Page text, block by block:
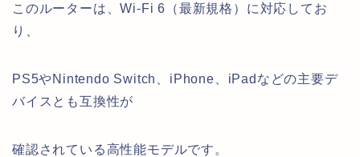
このルーターは、Wi-Fi 6（最新規格）に対応してお
り、
PS5やNintendo Switch、iPhone、iPadなどの主要デ
バイスとも互換性が
確認されている高性能モデルです。